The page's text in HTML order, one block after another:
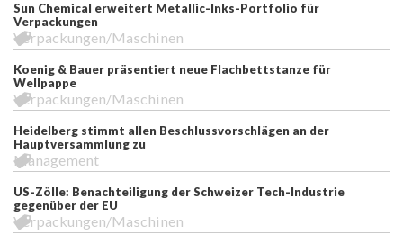
Sun Chemical erweitert Metallic-Inks-Portfolio für
Verpackungen
Verpackungen/Maschinen
Koenig & Bauer präsentiert neue Flachbettstanze für
Wellpappe
Verpackungen/Maschinen
Heidelberg stimmt allen Beschlussvorschlägen an der
Hauptversammlung zu
Management
US-Zölle: Benachteiligung der Schweizer Tech-Industrie
gegenüber der EU
Verpackungen/Maschinen